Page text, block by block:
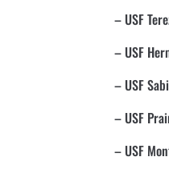
– USF
– USF
– USF
– USF
– USF